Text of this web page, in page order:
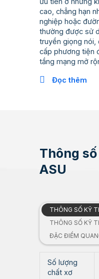
cao, chẳng hạn
nghiệp hoặc
thường được sử
truyền giọng nói,
cấp phương tiện
tầng mạng mở
Đọc thêm
Thông
ASU
THÔNG SỐ KỸ
THÔNG SỐ KỸ
ĐẶC ĐIỂM
Số lượng
chất xơ